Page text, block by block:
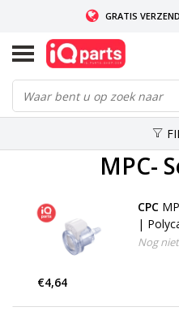
GRATIS
INDIEN VOORRADIG: VOOR
MPC-
CPC
|
Nog
€4,64